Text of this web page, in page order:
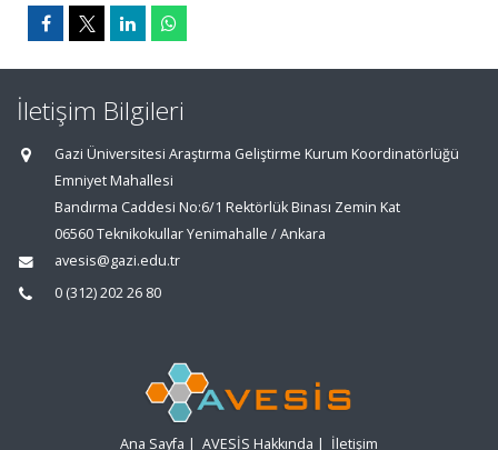
İletişim Bilgileri
Gazi Üniversitesi Araştırma Geliştirme Kurum Koordinatörlüğü
Emniyet Mahallesi
Bandırma Caddesi No:6/1 Rektörlük Binası Zemin Kat
06560 Teknikokullar Yenimahalle / Ankara
avesis@gazi.edu.tr
0 (312) 202 26 80
Ana Sayfa | AVESİS Hakkında | İletişim